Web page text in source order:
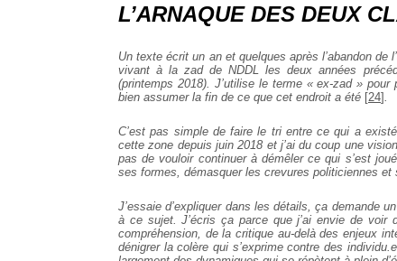
L’ARNAQUE DES DEUX
Un texte écrit un an et quelques après l’abandon de
vivant à la zad de NDDL les deux années
(printemps 2018). J’utilise le terme « ex-zad »
bien assumer la fin de ce que cet endroit a été [24]
C’est pas simple de faire le tri entre ce qui a
cette zone depuis juin 2018 et j’ai du coup une
pas de vouloir continuer à démêler ce qui s’est
ses formes, démasquer les crevures politiciennes
J’essaie d’expliquer dans les détails, ça demande
à ce sujet. J’écris ça parce que j’ai envie de
compréhension, de la critique au-delà des enjeux
dénigrer la colère qui s’exprime contre des